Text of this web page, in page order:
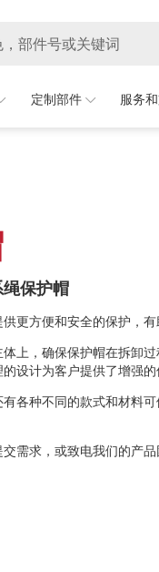
定制部件 服务
保护帽
更方便和安全的保护，有
上，确保保护帽在拆卸
设计为客户提供了增强
各种不同的款式和材料
需求，或致电我们的产品